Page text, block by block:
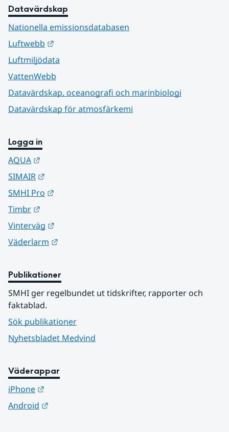
Datavärdskap
Nationella emissionsdatabasen
Luftwebb
Luftmiljödata
VattenWebb
Datavärdskap, oceanografi och marinbiologi
Datavärdskap för atmosfärkemi
Logga in
AQUA
SIMAIR
SMHI Pro
Timbr
Vinterväg
Väderlarm
Publikationer
SMHI ger regelbundet ut tidskrifter, rapporter och
faktablad.
Sök publikationer
Nyhetsbladet Medvind
Väderappar
iPhone
Android